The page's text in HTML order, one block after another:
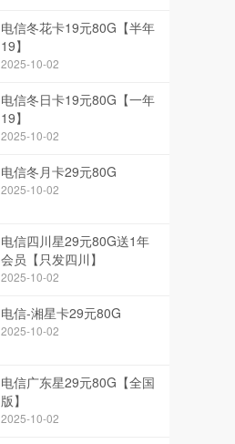
电信冬花卡19元80G【半年
19】
2025-10-02
电信冬日卡19元80G【一年
19】
2025-10-02
电信冬月卡29元80G
2025-10-02
电信四川星29元80G送1年
会员【只发四川】
2025-10-02
电信-湘星卡29元80G
2025-10-02
电信广东星29元80G【全国
版】
2025-10-02